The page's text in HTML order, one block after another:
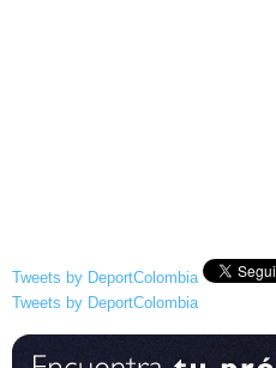
Tweets by DeportColombia
Tweets by DeportColombia